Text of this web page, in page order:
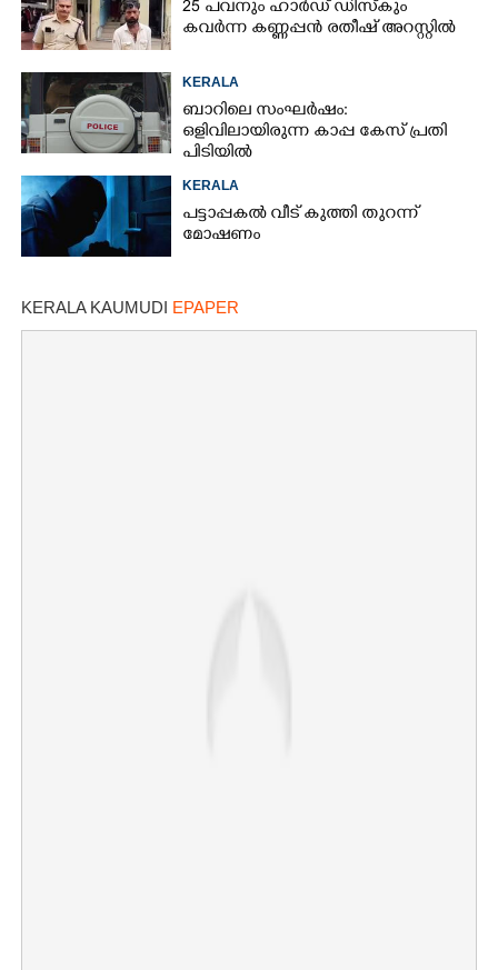
25 പവനും ഹാർഡ് ഡിസ്കും
കവർന്ന കണ്ണപ്പൻ രതീഷ് അറസ്റ്റിൽ
KERALA
ബാറിലെ സംഘർഷം:
ഒളിവിലായിരുന്ന കാപ്പ കേസ് പ്രതി
പിടിയിൽ
KERALA
പട്ടാപ്പകൽ വീട് കുത്തി തുറന്ന്
മോഷണം
KERALA KAUMUDI EPAPER